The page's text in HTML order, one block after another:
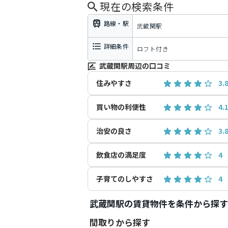
現在の検索条件
路線・駅 武蔵関駅
詳細条件 ロフト付き
武蔵関駅周辺の口コミ
住みやすさ
買い物の利便性
治安の良さ
飲食店の満足度 4
子育てのしやすさ 4
武蔵関駅の賃貸物件を条件から探す
間取りから探す